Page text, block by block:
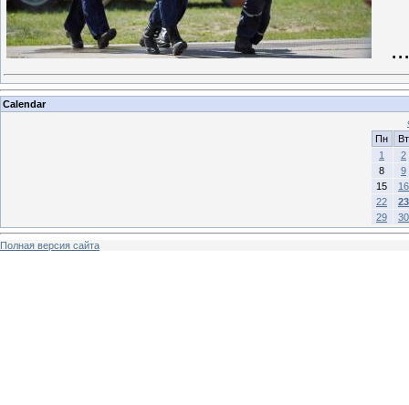
Calendar
Пн
Вт
1
2
8
9
15
16
22
23
29
30
Полная версия сайта